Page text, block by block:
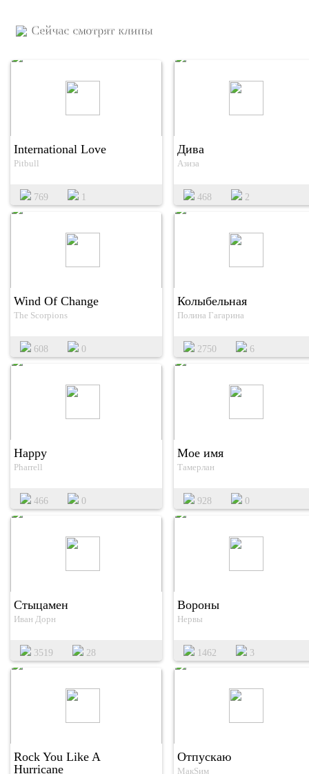
Сейчас смотрят клипы
International Love
Pitbull
769 1
Дива
Азиза
468 2
Wind Of Change
The Scorpions
608 0
Колыбельная
Полина Гагарина
2750 6
Happy
Pharrell
466 0
Мое имя
Тамерлан
928 0
Стыцамен
Иван Дорн
3519 28
Вороны
Нервы
1462 3
Rock You Like A
Hurricane
Отпускаю
МакSим